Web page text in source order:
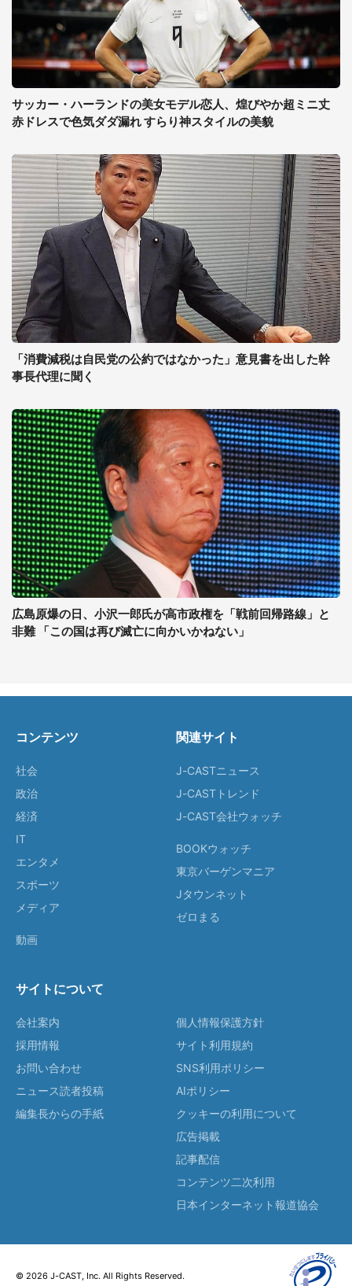
サッカー・ハーランドの美女モデル恋人、煌びやか超ミニ丈
赤ドレスで色気ダダ漏れ すらり神スタイルの美貌
「消費減税は自民党の公約ではなかった」意見書を出した幹
事長代理に聞く
広島原爆の日、小沢一郎氏が高市政権を「戦前回帰路線」と
非難 「この国は再び滅亡に向かいかねない」
コンテンツ
社会
政治
経済
IT
エンタメ
スポーツ
メディア
動画
関連サイト
J-CASTニュース
J-CASTトレンド
J-CAST会社ウォッチ
BOOKウォッチ
東京バーゲンマニア
Jタウンネット
ゼロまる
サイトについて
会社案内
採用情報
お問い合わせ
ニュース読者投稿
編集長からの手紙
個人情報保護方針
サイト利用規約
SNS利用ポリシー
AIポリシー
クッキーの利用について
広告掲載
記事配信
コンテンツ二次利用
日本インターネット報道協会
© 2026 J-CAST, Inc. All Rights Reserved.